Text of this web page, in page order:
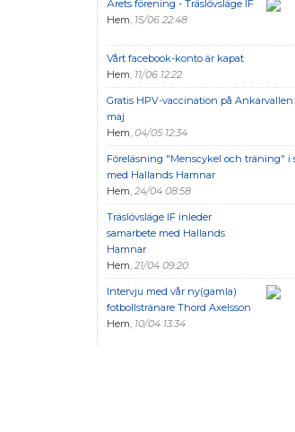
Årets förening - Träslövsläge IF
Hem, 15/06 22:48
Vårt facebook-konto är kapat
Hem, 11/06 12:22
Gratis HPV-vaccination på Ankarvallen
maj
Hem, 04/05 12:34
Föreläsning "Menscykel och träning" i
med Hallands Hamnar
Hem, 24/04 08:58
Träslövsläge IF inleder
samarbete med Hallands
Hamnar
Hem, 21/04 09:20
Intervju med vår ny(gamla)
fotbollstränare Thord Axelsson
Hem, 10/04 13:34